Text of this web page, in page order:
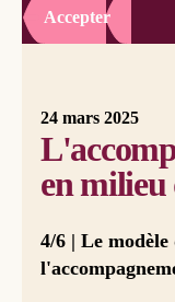
Accepter
24 mars 2025
en milieu
4/6 | Le modèle